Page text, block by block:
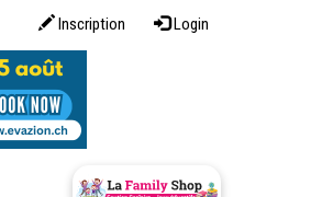
Inscription Login